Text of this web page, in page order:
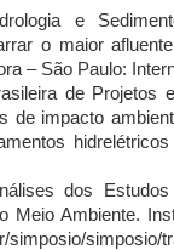
e
o maior
– São Paulo:
de Projetos
de impacto
dos
Meio Ambiente.
simposio/